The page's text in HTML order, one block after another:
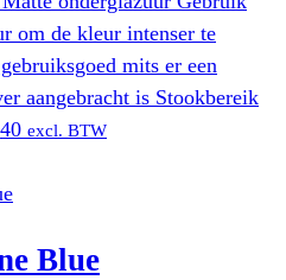
om de kleur intenser te
mits er een
aangebracht is Stookbereik
excl. BTW
Blue